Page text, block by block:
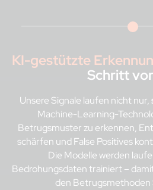
KI-gestützte
Schritt
Unsere Signale laufen nicht nur,
Machine-Learning-
Betrugsmuster zu erkennen,
schärfen und False Positives
Die Modelle werden
Bedrohungsdaten trainiert –
den Betrugsmethoden